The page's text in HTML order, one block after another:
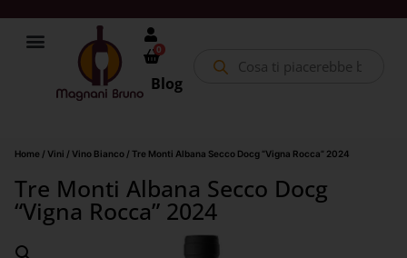
0
Blog
Home / Vini / Vino Bianco / Tre Monti Albana Secco Docg “Vigna Rocca” 2024
Tre Monti Albana Secco Docg
“Vigna Rocca” 2024